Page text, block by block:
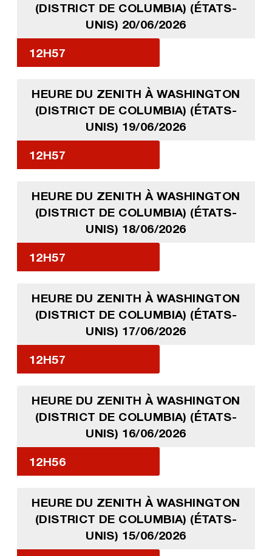
(DISTRICT DE COLUMBIA) (ÉTATS-
UNIS) 20/06/2026
12H57
HEURE DU ZENITH À WASHINGTON
(DISTRICT DE COLUMBIA) (ÉTATS-
UNIS) 19/06/2026
12H57
HEURE DU ZENITH À WASHINGTON
(DISTRICT DE COLUMBIA) (ÉTATS-
UNIS) 18/06/2026
12H57
HEURE DU ZENITH À WASHINGTON
(DISTRICT DE COLUMBIA) (ÉTATS-
UNIS) 17/06/2026
12H57
HEURE DU ZENITH À WASHINGTON
(DISTRICT DE COLUMBIA) (ÉTATS-
UNIS) 16/06/2026
12H56
HEURE DU ZENITH À WASHINGTON
(DISTRICT DE COLUMBIA) (ÉTATS-
UNIS) 15/06/2026